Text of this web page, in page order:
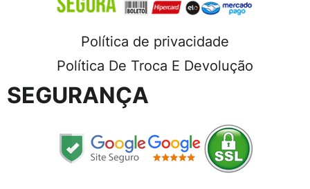
Política de privacidade
Política De Troca E Devolução
SEGURANÇA